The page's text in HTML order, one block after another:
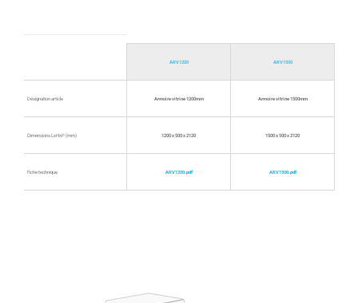
ARV1200 ARV1500
Désignation article Armoire vitrine 1200mm Armoire vitrine 1500mm
Dimensions LxHxP (mm) 1200 x 500 x 2120 1500 x 500 x 2120
Fiche technique ARV1200.pdf ARV1500.pdf